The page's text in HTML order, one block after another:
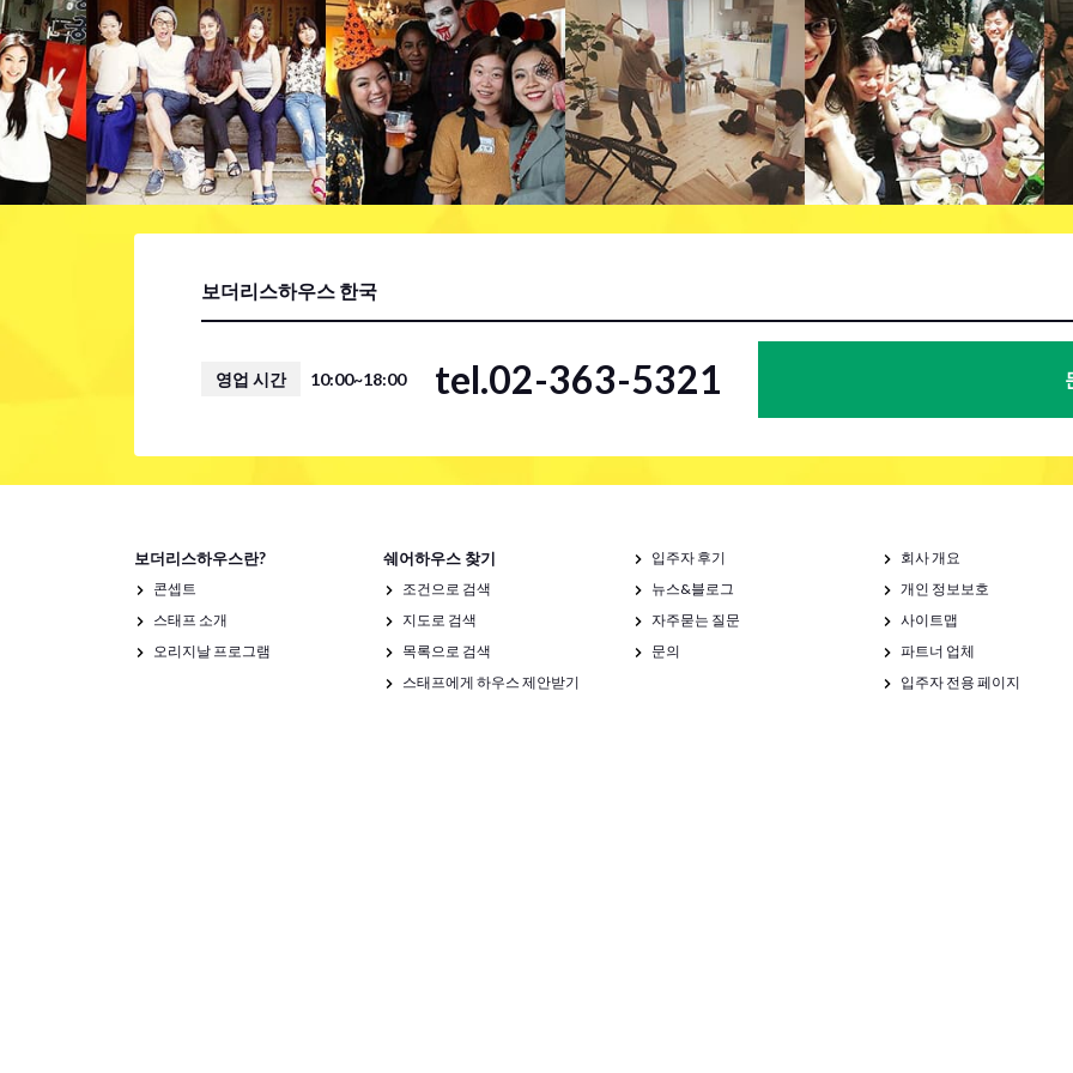
보더리스하우스 한국
영업 시간 10:00~18:00 tel.02-363-5321
보더리스하우스란?
콘셉트
스태프 소개
오리지날 프로그램
쉐어하우스 찾기
조건으로 검색
지도로 검색
목록으로 검색
스태프에게 하우스 제안받기
입주자 후기
뉴스&블로그
자주묻는 질문
문의
회사 개요
개인 정보보호
사이트맵
파트너 업체
입주자 전용 페이지